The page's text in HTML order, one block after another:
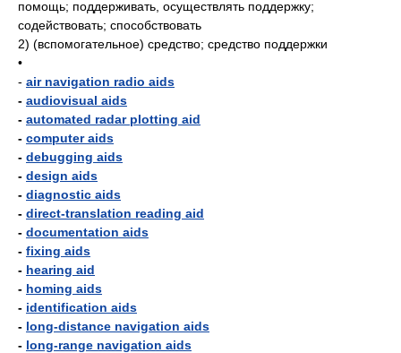
помощь; поддерживать, осуществлять поддержку;
содействовать; способствовать
2) (вспомогательное) средство; средство поддержки
•
- air navigation radio aids
- audiovisual aids
- automated radar plotting aid
- computer aids
- debugging aids
- design aids
- diagnostic aids
- direct-translation reading aid
- documentation aids
- fixing aids
- hearing aid
- homing aids
- identification aids
- long-distance navigation aids
- long-range navigation aids